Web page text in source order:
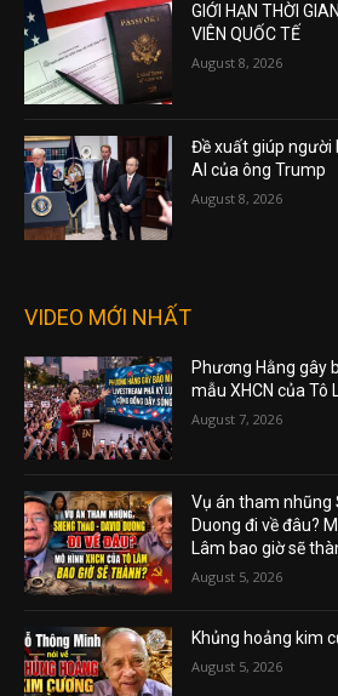
GIỚI HẠN THỜI
VIÊN QUỐC TẾ
August 8, 2026
Đề xuất giúp người
AI của ông Trump
August 8, 2026
VIDEO MỚI NHẤT
Phương Hằng gây
mẫu XHCN của Tô
August 7, 2026
Vụ án tham nhũng
Duong đi về đâu?
Lâm bao giờ sẽ
August 5, 2026
Khủng hoảng kim
August 5, 2026